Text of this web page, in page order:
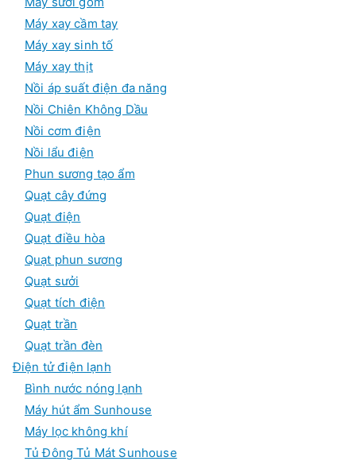
Máy xay cầm tay
Máy xay sinh tố
Máy xay thịt
Nồi áp suất điện đa năng
Nồi Chiên Không Dầu
Nồi cơm điện
Nồi lẩu điện
Phun sương tạo ẩm
Quạt cây đứng
Quạt điện
Quạt điều hòa
Quạt phun sương
Quạt sưởi
Quạt tích điện
Quạt trần
Quạt trần đèn
Điện tử điện lạnh
Bình nước nóng lạnh
Máy hút ẩm Sunhouse
Máy lọc không khí
Tủ Đông Tủ Mát Sunhouse